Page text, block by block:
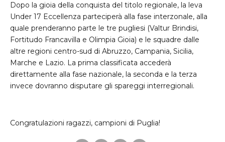
Dopo la gioia della conquista del titolo regionale, la leva
Under 17 Eccellenza parteciperà alla fase interzonale, alla
quale prenderanno parte le tre pugliesi (Valtur Brindisi,
Fortitudo Francavilla e Olimpia Gioia) e le squadre dalle
altre regioni centro-sud di Abruzzo, Campania, Sicilia,
Marche e Lazio. La prima classificata accederà
direttamente alla fase nazionale, la seconda e la terza
invece dovranno disputare gli spareggi interregionali.
Congratulazioni ragazzi, campioni di Puglia!